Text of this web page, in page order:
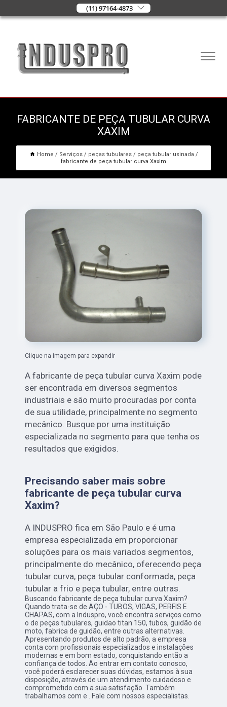
(11) 97164-4873
FABRICANTE DE PEÇA TUBULAR CURVA
XAXIM
Home Serviços peças tubulares
peça tubular usinada
fabricante de peça tubular curva Xaxim
Clique na imagem para expandir
A fabricante de peça tubular curva Xaxim pode
ser encontrada em diversos segmentos
industriais e são muito procuradas por conta
de sua utilidade, principalmente no segmento
mecânico. Busque por uma instituição
especializada no segmento para que tenha os
resultados que exigidos.
Precisando saber mais sobre
fabricante de peça tubular curva
Xaxim?
A INDUSPRO fica em São Paulo e é uma
empresa especializada em proporcionar
soluções para os mais variados segmentos,
principalmente do mecânico, oferecendo peça
tubular curva, peça tubular conformada, peça
tubular a frio e peça tubular, entre outras.
Buscando fabricante de peça tubular curva Xaxim?
Quando trata-se de AÇO - TUBOS, VIGAS, PERFIS E
CHAPAS, com a Induspro, você encontra serviços como
o de peças tubulares, guidao titan 150, tubos, guidão de
moto, fabrica de guidão, entre outras alternativas.
Apresentando produtos de alto padrão, a empresa
conta com profissionais especializados e instalações
modernas e em bom estado, conquistando então a
confiança de todos. Ao entrar em contato conosco,
você poderá esclarecer suas dúvidas, estamos à sua
disposição, através de um atendimento cuidadoso e
comprometido com a sua satisfação. Também
trabalhamos com e . Fale com nossos especialistas.